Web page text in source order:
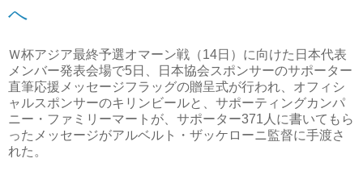
へ
Ｗ杯アジア最終予選オマーン戦（14日）に向けた日本代表
メンバー発表会場で5日、日本協会スポンサーのサポーター
直筆応援メッセージフラッグの贈呈式が行われ、オフィシ
ャルスポンサーのキリンビールと、サポーティングカンパ
ニー・ファミリーマートが、サポーター371人に書いてもら
ったメッセージがアルベルト・ザッケローニ監督に手渡さ
れた。